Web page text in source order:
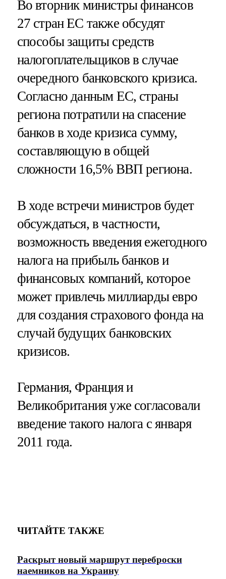
Во вторник министры финансов
27 стран ЕС также обсудят
способы защиты средств
налогоплательщиков в случае
очередного банковского кризиса.
Согласно данным ЕС, страны
региона потратили на спасение
банков в ходе кризиса сумму,
составляющую в общей
сложности 16,5% ВВП региона.
В ходе встречи министров будет
обсуждаться, в частности,
возможность введения ежегодного
налога на прибыль банков и
финансовых компаний, которое
может привлечь миллиарды евро
для создания страхового фонда на
случай будущих банковских
кризисов.
Германия, Франция и
Великобритания уже согласовали
введение такого налога с января
2011 года.
ЧИТАЙТЕ ТАКЖЕ
Раскрыт новый маршрут переброски
наемников на Украину